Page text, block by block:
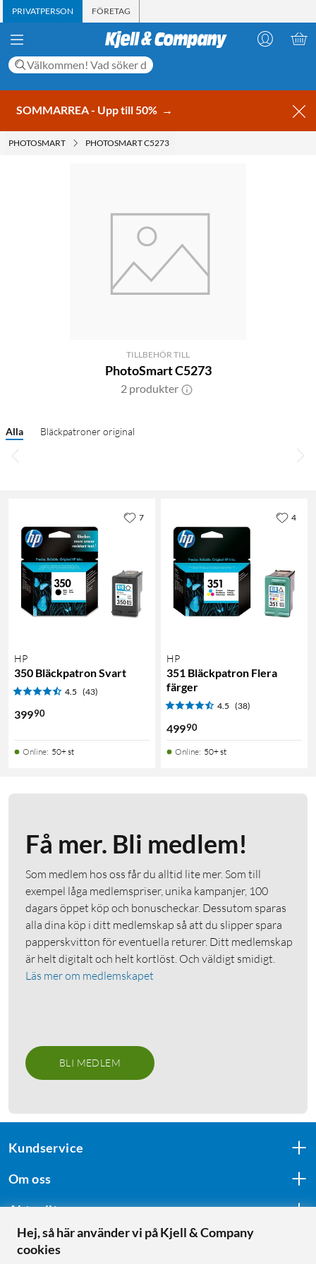
PRIVATPERSON FÖRETAG
SOMMARREA - Upp till 50% →
PHOTOSMART PHOTOSMART C5273
TILLBEHÖR TILL
PhotoSmart C5273
2 produkter
Alla Bläckpatroner original
HP
350 Bläckpatron Svart
4.5 (43)
39990
Online: 50+ st
7
HP
351 Bläckpatron Flera
färger
4.5 (38)
49990
Online: 50+ st
4
Få mer. Bli medlem!
Som medlem hos oss får du alltid lite mer. Som till
exempel låga medlemspriser, unika kampanjer, 100
dagars öppet köp och bonuscheckar. Dessutom sparas
alla dina köp i ditt medlemskap så att du slipper spara
papperskvitton för eventuella returer. Ditt medlemskap
är helt digitalt och helt kortlöst. Och väldigt smidigt.
Läs mer om medlemskapet
BLI MEDLEM
Kundservice
Om oss
Aktuellt
Följ oss
Hej, så här använder vi på Kjell & Company
cookies